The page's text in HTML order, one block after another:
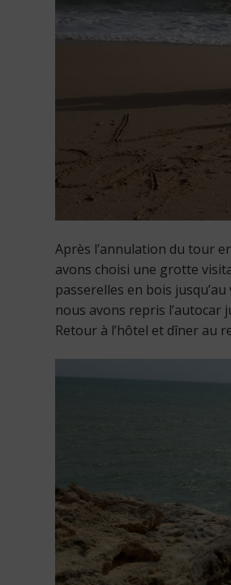
Après l’annulation du tour
avons choisi une grotte
passerelles en bois
nous avons repris l’autocar
Retour à l’hôtel et dîner au